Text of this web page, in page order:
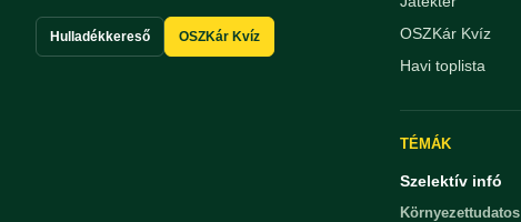
Hulladékkereső OSZKár Kvíz
OSZKár Kvíz
Havi toplista
TÉMÁK
Szelektív infó
Környezettudatos